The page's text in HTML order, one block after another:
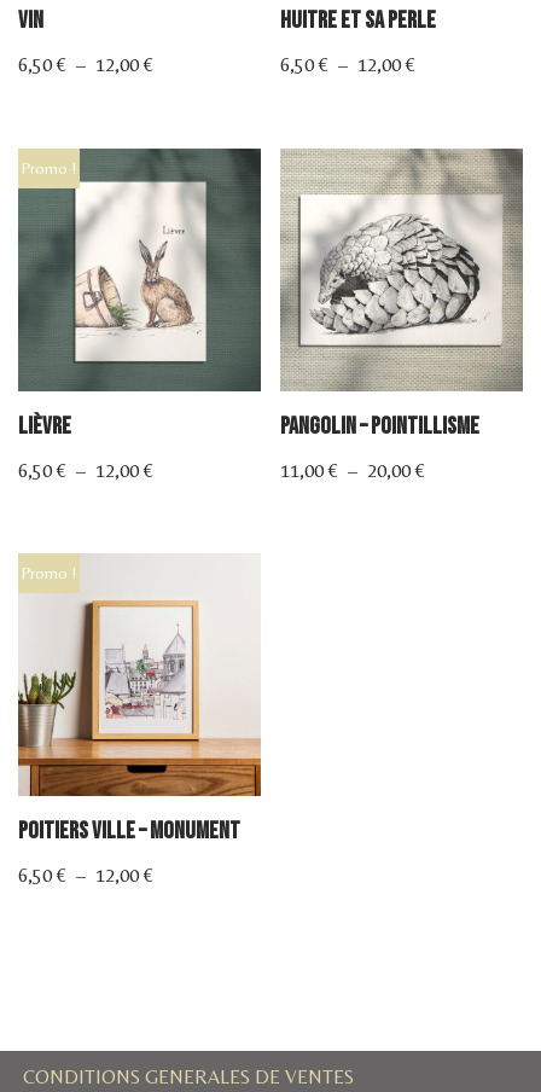
Vin
6,50€ – 12,00€
Huitre et sa Perle
6,50€ – 12,00€
Promo !
Lièvre
6,50€ – 12,00€
Pangolin – Pointillisme
11,00€ – 20,00€
Promo !
Poitiers Ville – Monument
6,50€ – 12,00€
CONDITIONS GENERALES DE VENTES